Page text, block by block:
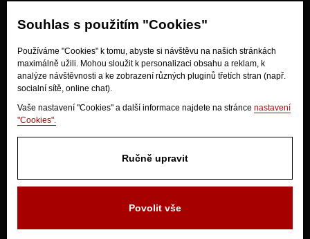
Souhlas s použitím "Cookies"
Používáme "Cookies" k tomu, abyste si návštěvu na našich stránkách
maximálně užili. Mohou sloužit k personalizaci obsahu a reklam, k
analýze návštěvnosti a ke zobrazení různých pluginů třetích stran (např.
socialní sítě, online chat).
Vaše nastavení "Cookies" a další informace najdete na stránce nastavení
"Cookies".
Ručně upravit
Povolit vše
Kdo jsme?
Jak nakupovat?
Obchodní podmínky
Doprava
Odstoupení od kupní smlouvy
280 02 Kolín